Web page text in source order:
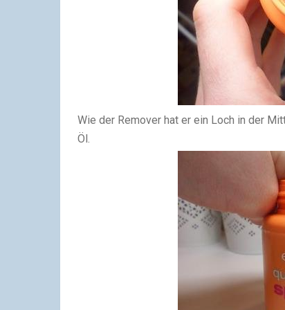
Wie der Remover hat er ein Loch in der
Öl.